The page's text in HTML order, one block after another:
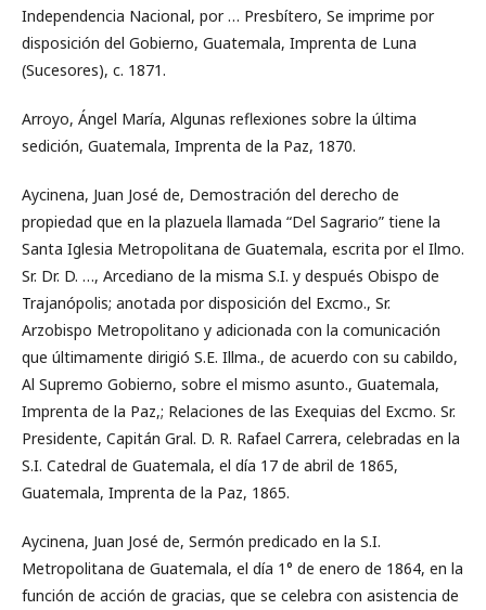
Independencia Nacional, por … Presbítero, Se imprime por
disposición del Gobierno, Guatemala, Imprenta de Luna
(Sucesores), c. 1871.
Arroyo, Ángel María, Algunas reflexiones sobre la última
sedición, Guatemala, Imprenta de la Paz, 1870.
Aycinena, Juan José de, Demostración del derecho de
propiedad que en la plazuela llamada “Del Sagrario” tiene la
Santa Iglesia Metropolitana de Guatemala, escrita por el Ilmo.
Sr. Dr. D. …, Arcediano de la misma S.I. y después Obispo de
Trajanópolis; anotada por disposición del Excmo., Sr.
Arzobispo Metropolitano y adicionada con la comunicación
que últimamente dirigió S.E. Illma., de acuerdo con su cabildo,
Al Supremo Gobierno, sobre el mismo asunto., Guatemala,
Imprenta de la Paz,; Relaciones de las Exequias del Excmo. Sr.
Presidente, Capitán Gral. D. R. Rafael Carrera, celebradas en la
S.I. Catedral de Guatemala, el día 17 de abril de 1865,
Guatemala, Imprenta de la Paz, 1865.
Aycinena, Juan José de, Sermón predicado en la S.I.
Metropolitana de Guatemala, el día 1° de enero de 1864, en la
función de acción de gracias, que se celebra con asistencia de